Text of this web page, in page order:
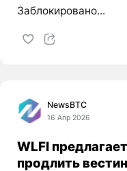
Заблокировано...
NewsBTC
16 Апр 2026
WLFI
продлить